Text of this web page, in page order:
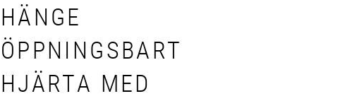
HÄNGE
ÖPPNINGSBART
HJÄRTA MED